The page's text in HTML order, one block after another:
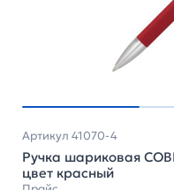
Артикул 41070-4
Ручка шариковая
цвет красный